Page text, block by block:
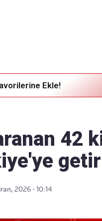
Ekle!
42
2026 - 10:14